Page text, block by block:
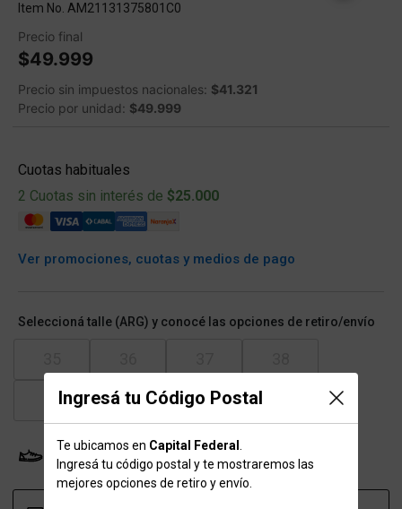
Ingresá tu Código Postal
Te ubicamos en Capital Federal
Ingresá tu código postal y te mostraremos las
mejores opciones de retiro y envío.
Item No. AM21131375801C0
Precio final
$49.999
Precio sin impuestos nacionales: $41.321
Precio por unidad: $49.999
Cuotas habituales
2 Cuotas sin interés de $25.000
Ver promociones, cuotas y medios de pago
Seleccioná talle (ARG) y conocé las opciones de retiro/envío
39 40
Probador Virtual Tabla de talles